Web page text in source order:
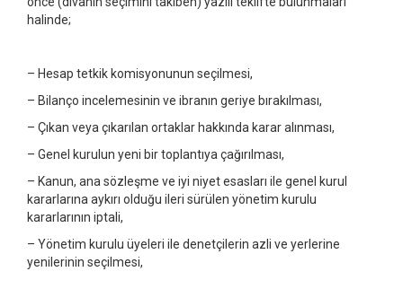
halinde;
– Hesap tetkik komisyonunun seçilmesi,
– Bilanço incelemesinin ve ibranın geriye bırakılması,
– Çıkan veya çıkarılan ortaklar hakkında karar alınması,
– Genel kurulun yeni bir toplantıya çağırılması,
– Kanun, ana sözleşme ve iyi niyet esasları ile genel kurul
kararlarına aykırı olduğu ileri sürülen yönetim kurulu
kararlarının iptali,
– Yönetim kurulu üyeleri ile denetçilerin azli ve yerlerine
yenilerinin seçilmesi,